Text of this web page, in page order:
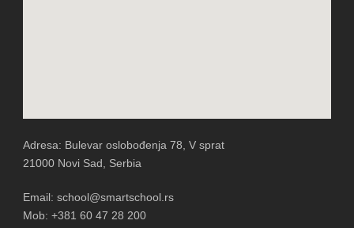
Adresa: Bulevar oslobođenja 78, V sprat
21000 Novi Sad, Serbia
Email: school@smartschool.rs
Mob: +381 60 47 28 200